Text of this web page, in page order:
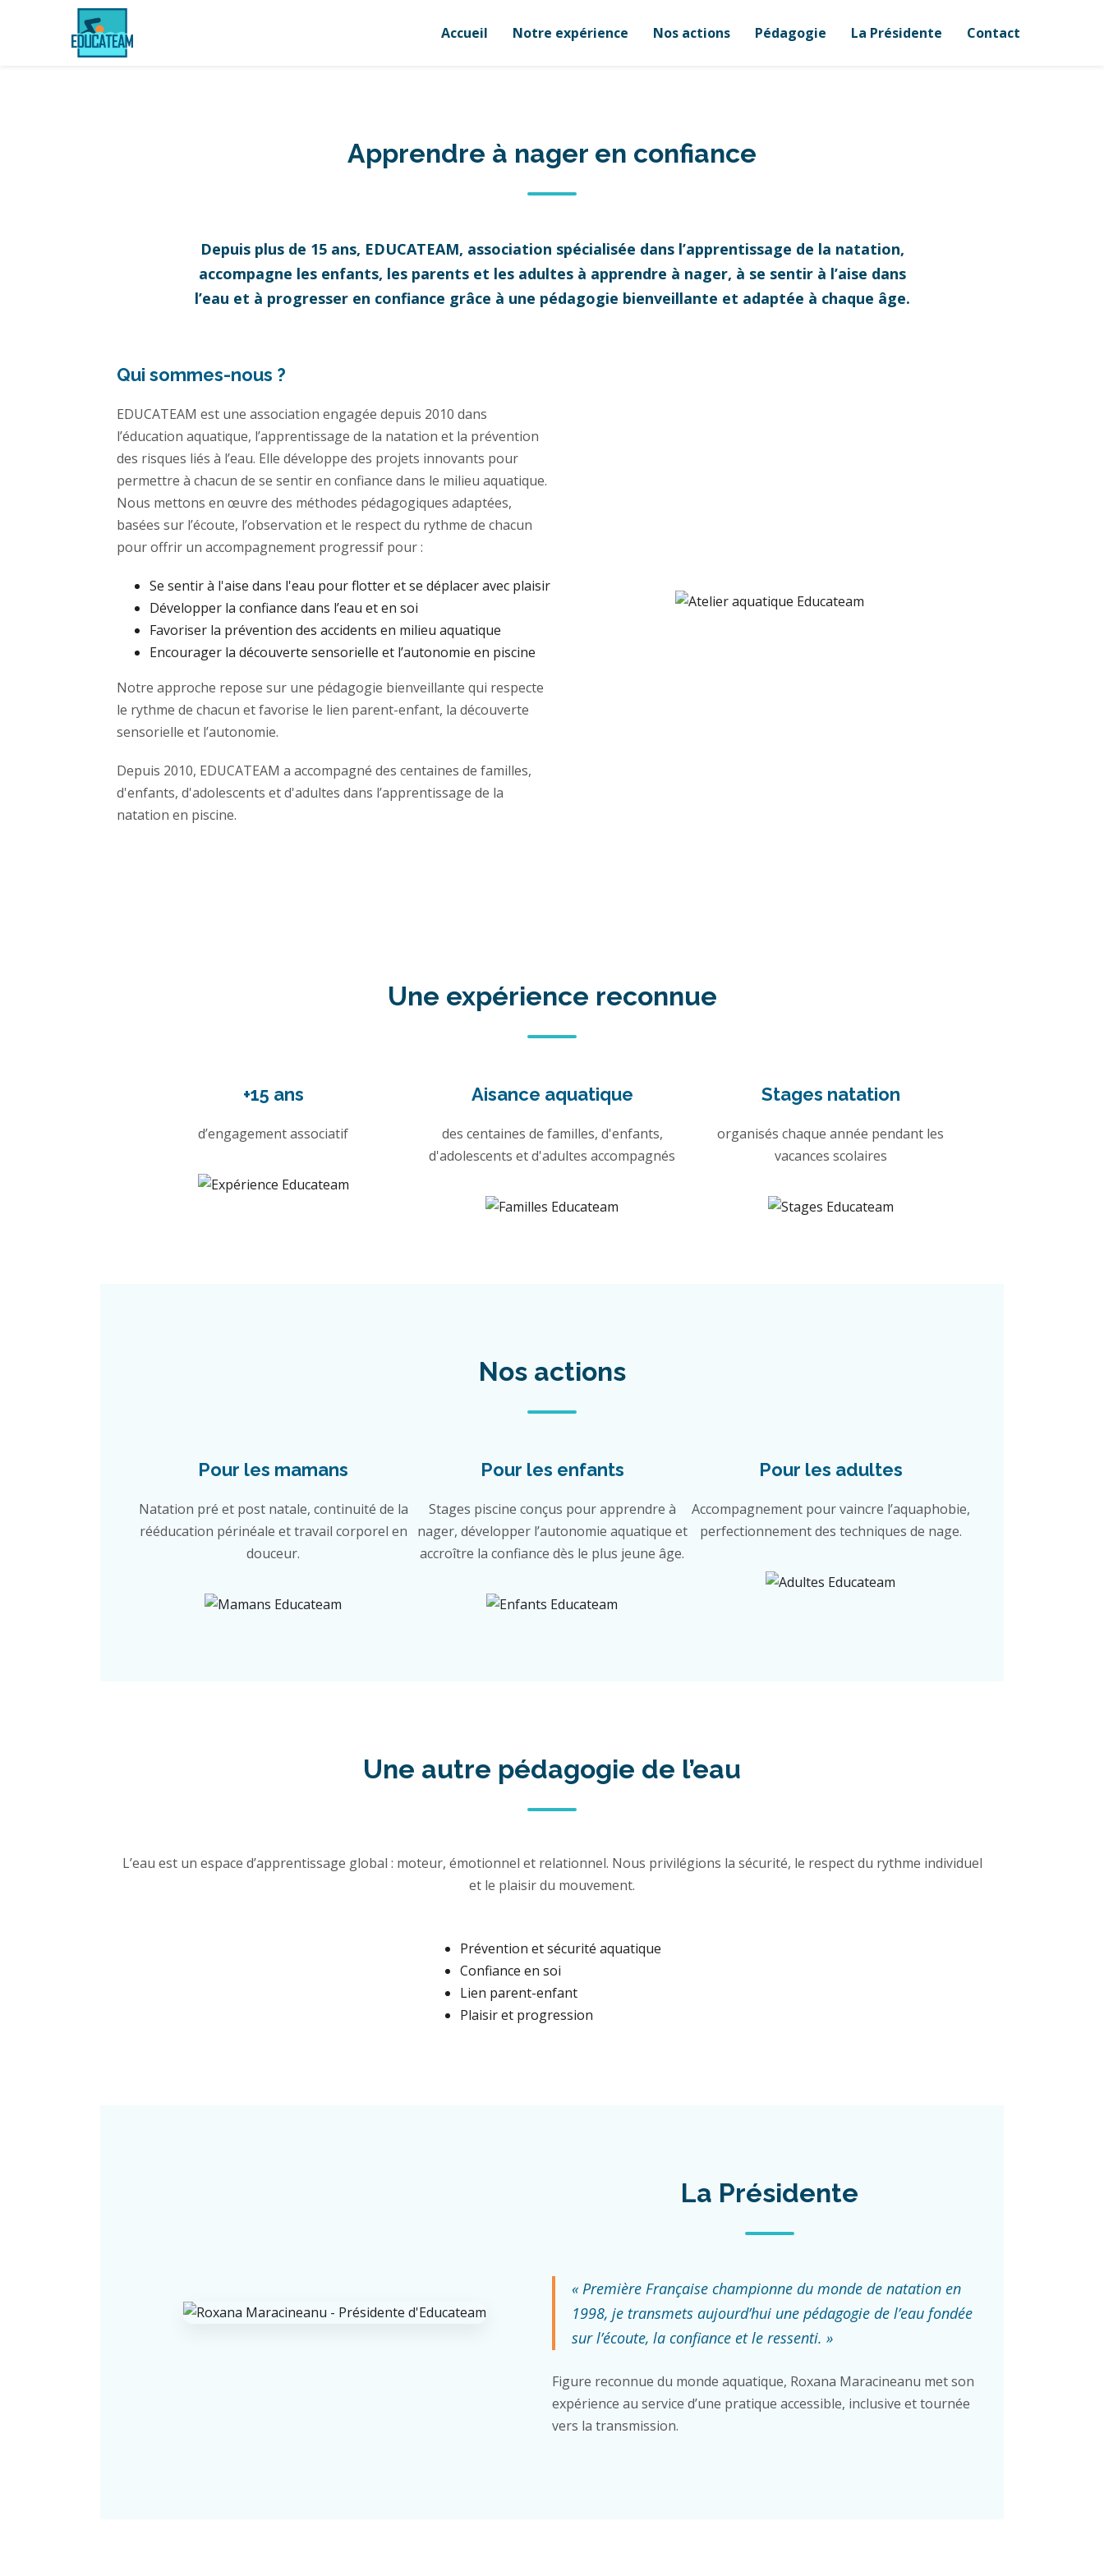
Accueil Notre expérience Nos actions Pédagogie La Présidente Contact
Apprendre à nager en confiance
Depuis plus de 15 ans, EDUCATEAM, association spécialisée dans l’apprentissage de la natation,
accompagne les enfants, les parents et les adultes à apprendre à nager, à se sentir à l’aise dans
l’eau et à progresser en confiance grâce à une pédagogie bienveillante et adaptée à chaque âge.
Qui sommes-nous ?
EDUCATEAM est une association engagée depuis 2010 dans
l’éducation aquatique, l’apprentissage de la natation et la prévention
des risques liés à l’eau. Elle développe des projets innovants pour
permettre à chacun de se sentir en confiance dans le milieu aquatique.
Nous mettons en œuvre des méthodes pédagogiques adaptées,
basées sur l’écoute, l’observation et le respect du rythme de chacun
pour offrir un accompagnement progressif pour :
Se sentir à l'aise dans l'eau pour flotter et se déplacer avec plaisir
Développer la confiance dans l’eau et en soi
Favoriser la prévention des accidents en milieu aquatique
Encourager la découverte sensorielle et l’autonomie en piscine
Notre approche repose sur une pédagogie bienveillante qui respecte
le rythme de chacun et favorise le lien parent-enfant, la découverte
sensorielle et l’autonomie.
Depuis 2010, EDUCATEAM a accompagné des centaines de familles,
d'enfants, d'adolescents et d'adultes dans l’apprentissage de la
natation en piscine.
Une expérience reconnue
+15 ans
d’engagement associatif
Aisance aquatique
des centaines de familles, d'enfants,
d'adolescents et d'adultes accompagnés
Stages natation
organisés chaque année pendant les
vacances scolaires
Nos actions
Pour les mamans
Natation pré et post natale, continuité de la
rééducation périnéale et travail corporel en
douceur.
Pour les enfants
Stages piscine conçus pour apprendre à
nager, développer l’autonomie aquatique et
accroître la confiance dès le plus jeune âge.
Pour les adultes
Accompagnement pour vaincre l’aquaphobie,
perfectionnement des techniques de nage.
Une autre pédagogie de l’eau
L’eau est un espace d’apprentissage global : moteur, émotionnel et relationnel. Nous privilégions la sécurité, le respect du rythme individuel
et le plaisir du mouvement.
Prévention et sécurité aquatique
Confiance en soi
Lien parent-enfant
Plaisir et progression
La Présidente
« Première Française championne du monde de natation en
1998, je transmets aujourd’hui une pédagogie de l’eau fondée
sur l’écoute, la confiance et le ressenti. »
Figure reconnue du monde aquatique, Roxana Maracineanu met son
expérience au service d’une pratique accessible, inclusive et tournée
vers la transmission.